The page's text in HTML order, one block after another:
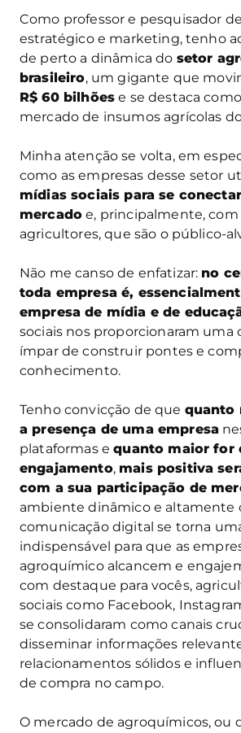
Como professor e pesquisador
estratégico e marketing, tenho
de perto a dinâmica do setor
brasileiro, um gigante que
R$ 60 bilhões e se destaca
mercado de insumos agrícolas
Minha atenção se volta, em
como as empresas desse setor
mídias sociais para se
mercado e, principalmente, com
agricultores, que são o público-
Não me canso de enfatizar: no
toda empresa é,
empresa de mídia e de
sociais nos proporcionaram uma
ímpar de construir pontes e
conhecimento.
Tenho convicção de que quanto
a presença de uma empresa
plataformas equanto maior for
engajamento, mais positiva
com a sua participação de
ambiente dinâmico e altamente
comunicação digital se torna
indispensável para que as
agroquímico alcancem e
com destaque para vocês,
sociais como Facebook,
se consolidaram como canais
disseminar informações
relacionamentos sólidos e
de compra no campo.
O mercado de agroquímicos, ou